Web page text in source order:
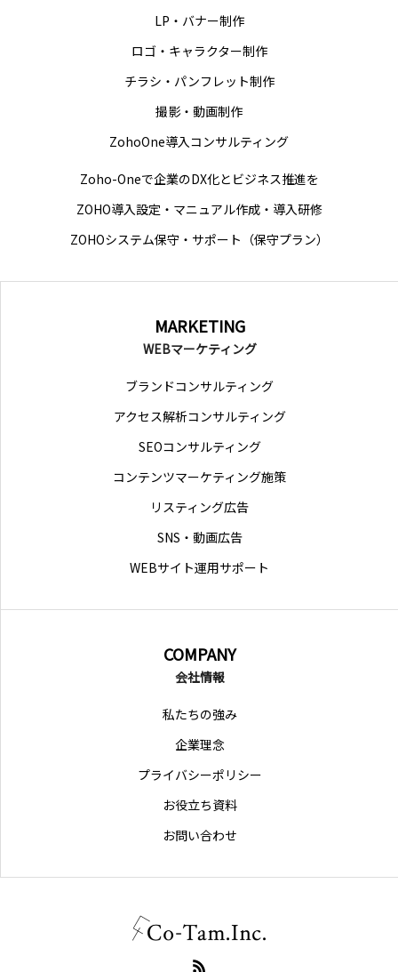
LP・バナー制作
ロゴ・キャラクター制作
チラシ・パンフレット制作
撮影・動画制作
ZohoOne導入コンサルティング
Zoho-Oneで企業のDX化とビジネス推進を
ZOHO導入設定・マニュアル作成・導入研修
ZOHOシステム保守・サポート（保守プラン）
MARKETING
WEBマーケティング
ブランドコンサルティング
アクセス解析コンサルティング
SEOコンサルティング
コンテンツマーケティング施策
リスティング広告
SNS・動画広告
WEBサイト運用サポート
COMPANY
会社情報
私たちの強み
企業理念
プライバシーポリシー
お役立ち資料
お問い合わせ